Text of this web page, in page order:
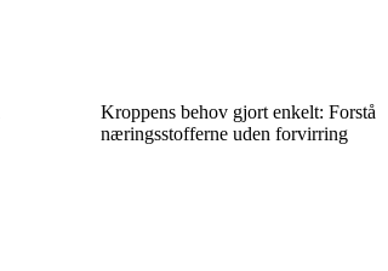
Kroppens behov gjort enkelt: Forstå
næringsstofferne uden forvirring